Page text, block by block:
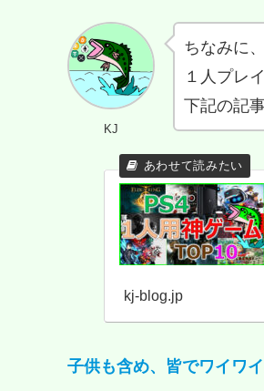
KJ
ちなみに
１人プレ
下記の記
kj-blog.jp
子供も含め、皆でワイワ